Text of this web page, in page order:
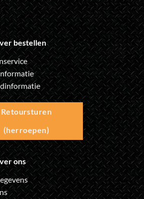
bestellen
Retoursturen
(herroepen)
ons